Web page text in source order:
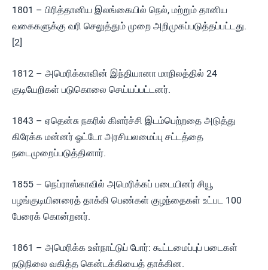
1801 – பிரித்தானிய இலங்கையில் நெல், மற்றும் தானிய
வகைகளுக்கு வரி செலுத்தும் முறை அறிமுகப்படுத்தப்பட்டது.
[2]
1812 – அமெரிக்காவின் இந்தியானா மாநிலத்தில் 24
குடியேறிகள் படுகொலை செய்யப்பட்டனர்.
1843 – ஏதென்சு நகரில் கிளர்ச்சி இடம்பெற்றதை அடுத்து
கிரேக்க மன்னர் ஓட்டோ அரசியலமைப்பு சட்டத்தை
நடைமுறைப்படுத்தினார்.
1855 – நெப்ராஸ்காவில் அமெரிக்கப் படையினர் சியூ
பழங்குடியினரைத் தாக்கி பெண்கள் குழந்தைகள் உட்பட 100
பேரைக் கொன்றனர்.
1861 – அமெரிக்க உள்நாட்டுப் போர்: கூட்டமைப்புப் படைகள்
நடுநிலை வகித்த கென்டக்கியைத் தாக்கின.